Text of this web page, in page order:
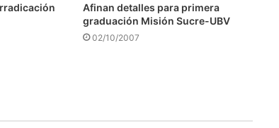
Afinan detalles para primera
graduación Misión Sucre-UBV
02/10/2007